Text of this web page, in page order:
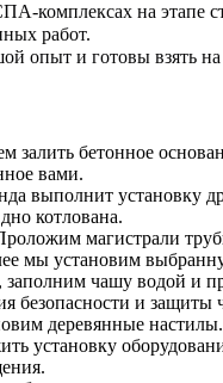
комплексах на этапе
работ.
опыт и готовы взять на
бетонное
вами.
выполнит установку
котлована.
магистрали
мы установим
чашу водой и
безопасности и
деревянные настилы.
установку